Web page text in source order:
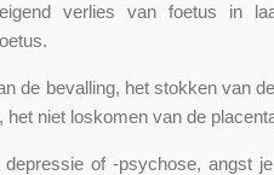
verlies van foetus in
de bevalling, het stokken van
niet loskomen van de
depressie of -psychose, angst